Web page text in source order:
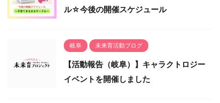
ル☆今後の開催スケジュール
岐阜 未来育活動ブログ
【活動報告（岐阜）】キャラクトロジー
イベントを開催しました